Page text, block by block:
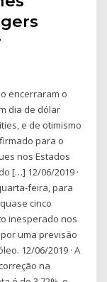
encerraram o
dia de dólar
e de otimismo
para o
nos Estados
[…] 12/06/2019 ·
feira, para
cinco
inesperado nos
uma previsão
12/06/2019 · A
na